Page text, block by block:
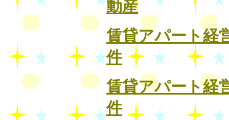
動産
賃貸アパート経
件
賃貸アパート経
件